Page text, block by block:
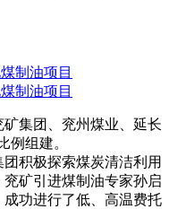
集团、兖州煤业、延长
例组建。
积极探索煤炭清洁利用
矿引进煤制油专家孙启
功进行了低、高温费托